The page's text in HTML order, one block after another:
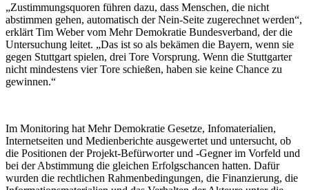
„Zustimmungsquoren führen dazu, dass Menschen, die nicht
abstimmen gehen, automatisch der Nein-Seite zugerechnet werden“,
erklärt Tim Weber vom Mehr Demokratie Bundesverband, der die
Untersuchung leitet. „Das ist so als bekämen die Bayern, wenn sie
gegen Stuttgart spielen, drei Tore Vorsprung. Wenn die Stuttgarter
nicht mindestens vier Tore schießen, haben sie keine Chance zu
gewinnen.“
Im Monitoring hat Mehr Demokratie Gesetze, Infomaterialien,
Internetseiten und Medienberichte ausgewertet und untersucht, ob
die Positionen der Projekt-Befürworter und -Gegner im Vorfeld und
bei der Abstimmung die gleichen Erfolgschancen hatten. Dafür
wurden die rechtlichen Rahmenbedingungen, die Finanzierung, die